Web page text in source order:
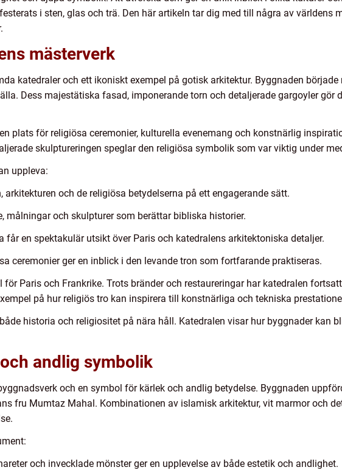
i sten, glas och trä. Den här artikeln tar dig med till några av världens
mästerverk
katedraler och ett ikoniskt exempel på gotisk arkitektur. Byggnaden började
Dess majestätiska fasad, imponerande torn och detaljerade gargoyler gör
plats för religiösa ceremonier, kulturella evenemang och konstnärlig
skulptureringen speglar den religiösa symbolik som var viktig under
uppleva:
arkitekturen och de religiösa betydelserna på ett engagerande sätt.
målningar och skulpturer som berättar bibliska historier.
får en spektakulär utsikt över Paris och katedralens arkitektoniska detaljer.
ceremonier ger en inblick i den levande tron som fortfarande praktiseras.
Paris och Frankrike. Trots bränder och restaureringar har katedralen
på hur religiös tro kan inspirera till konstnärliga och tekniska
historia och religiositet på nära håll. Katedralen visar hur byggnader kan
andlig symbolik
och en symbol för kärlek och andlig betydelse. Byggnaden
fru Mumtaz Mahal. Kombinationen av islamisk arkitektur, vit marmor och
och invecklade mönster ger en upplevelse av både estetik och andlighet.